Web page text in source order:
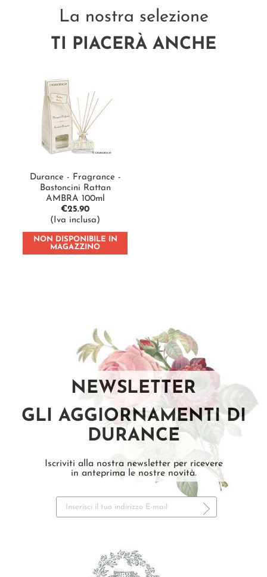
La nostra selezione
TI PIACERÀ ANCHE
Durance - Fragrance -
Bastoncini Rattan
AMBRA 100ml
€25.90
(Iva inclusa)
NON DISPONIBILE IN
MAGAZZINO
NEWSLETTER
GLI AGGIORNAMENTI DI
DURANCE
Iscriviti alla nostra newsletter per ricevere
in anteprima le nostre novità.